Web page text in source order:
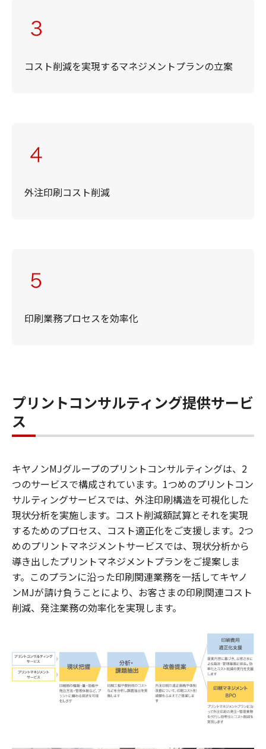
コスト削減を実現するマネジメントプランの立案
外注印刷コスト削減
印刷業務プロセスを効率化
プリントコンサルティング提供サービ
ス
キヤノンMJグループのプリントコンサルティングは、2
つのサービスで構成されています。1つめのプリントコン
サルティングサービスでは、外注印刷構造を可視化した
現状分析を実施します。コスト削減額試算とそれを実現
するためのプロセス、コスト適正化をご支援します。2つ
めのプリントマネジメントサービスでは、現状分析から
導き出したプリントマネジメントプランをご提案しま
す。このプランに沿った印刷関連業務を一括してキヤノ
ンMJが請け負うことにより、お客さまの印刷関連コスト
削減、発注業務の効率化を実現します。